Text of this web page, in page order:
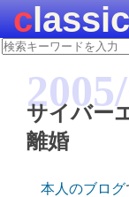
サイバー
離婚
本人のブログ